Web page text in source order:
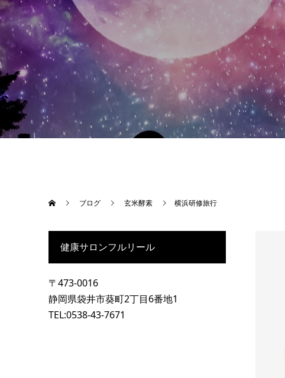
ブログ 玄米酵素 横浜研修旅行
健康サロンフルリール
〒473-0016
静岡県袋井市葵町2丁目6番地1
TEL:0538-43-7671